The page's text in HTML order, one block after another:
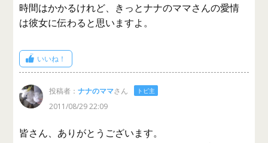
時間はかかるけれど、きっとナナのママさんの愛情
は彼女に伝わると思いますよ。
いいね！
投稿者：ナナのママさん トピ主
2011/08/29 22:09
皆さん、ありがとうございます。